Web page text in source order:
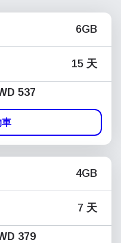
6GB
15 天
537
車
4GB
7 天
379